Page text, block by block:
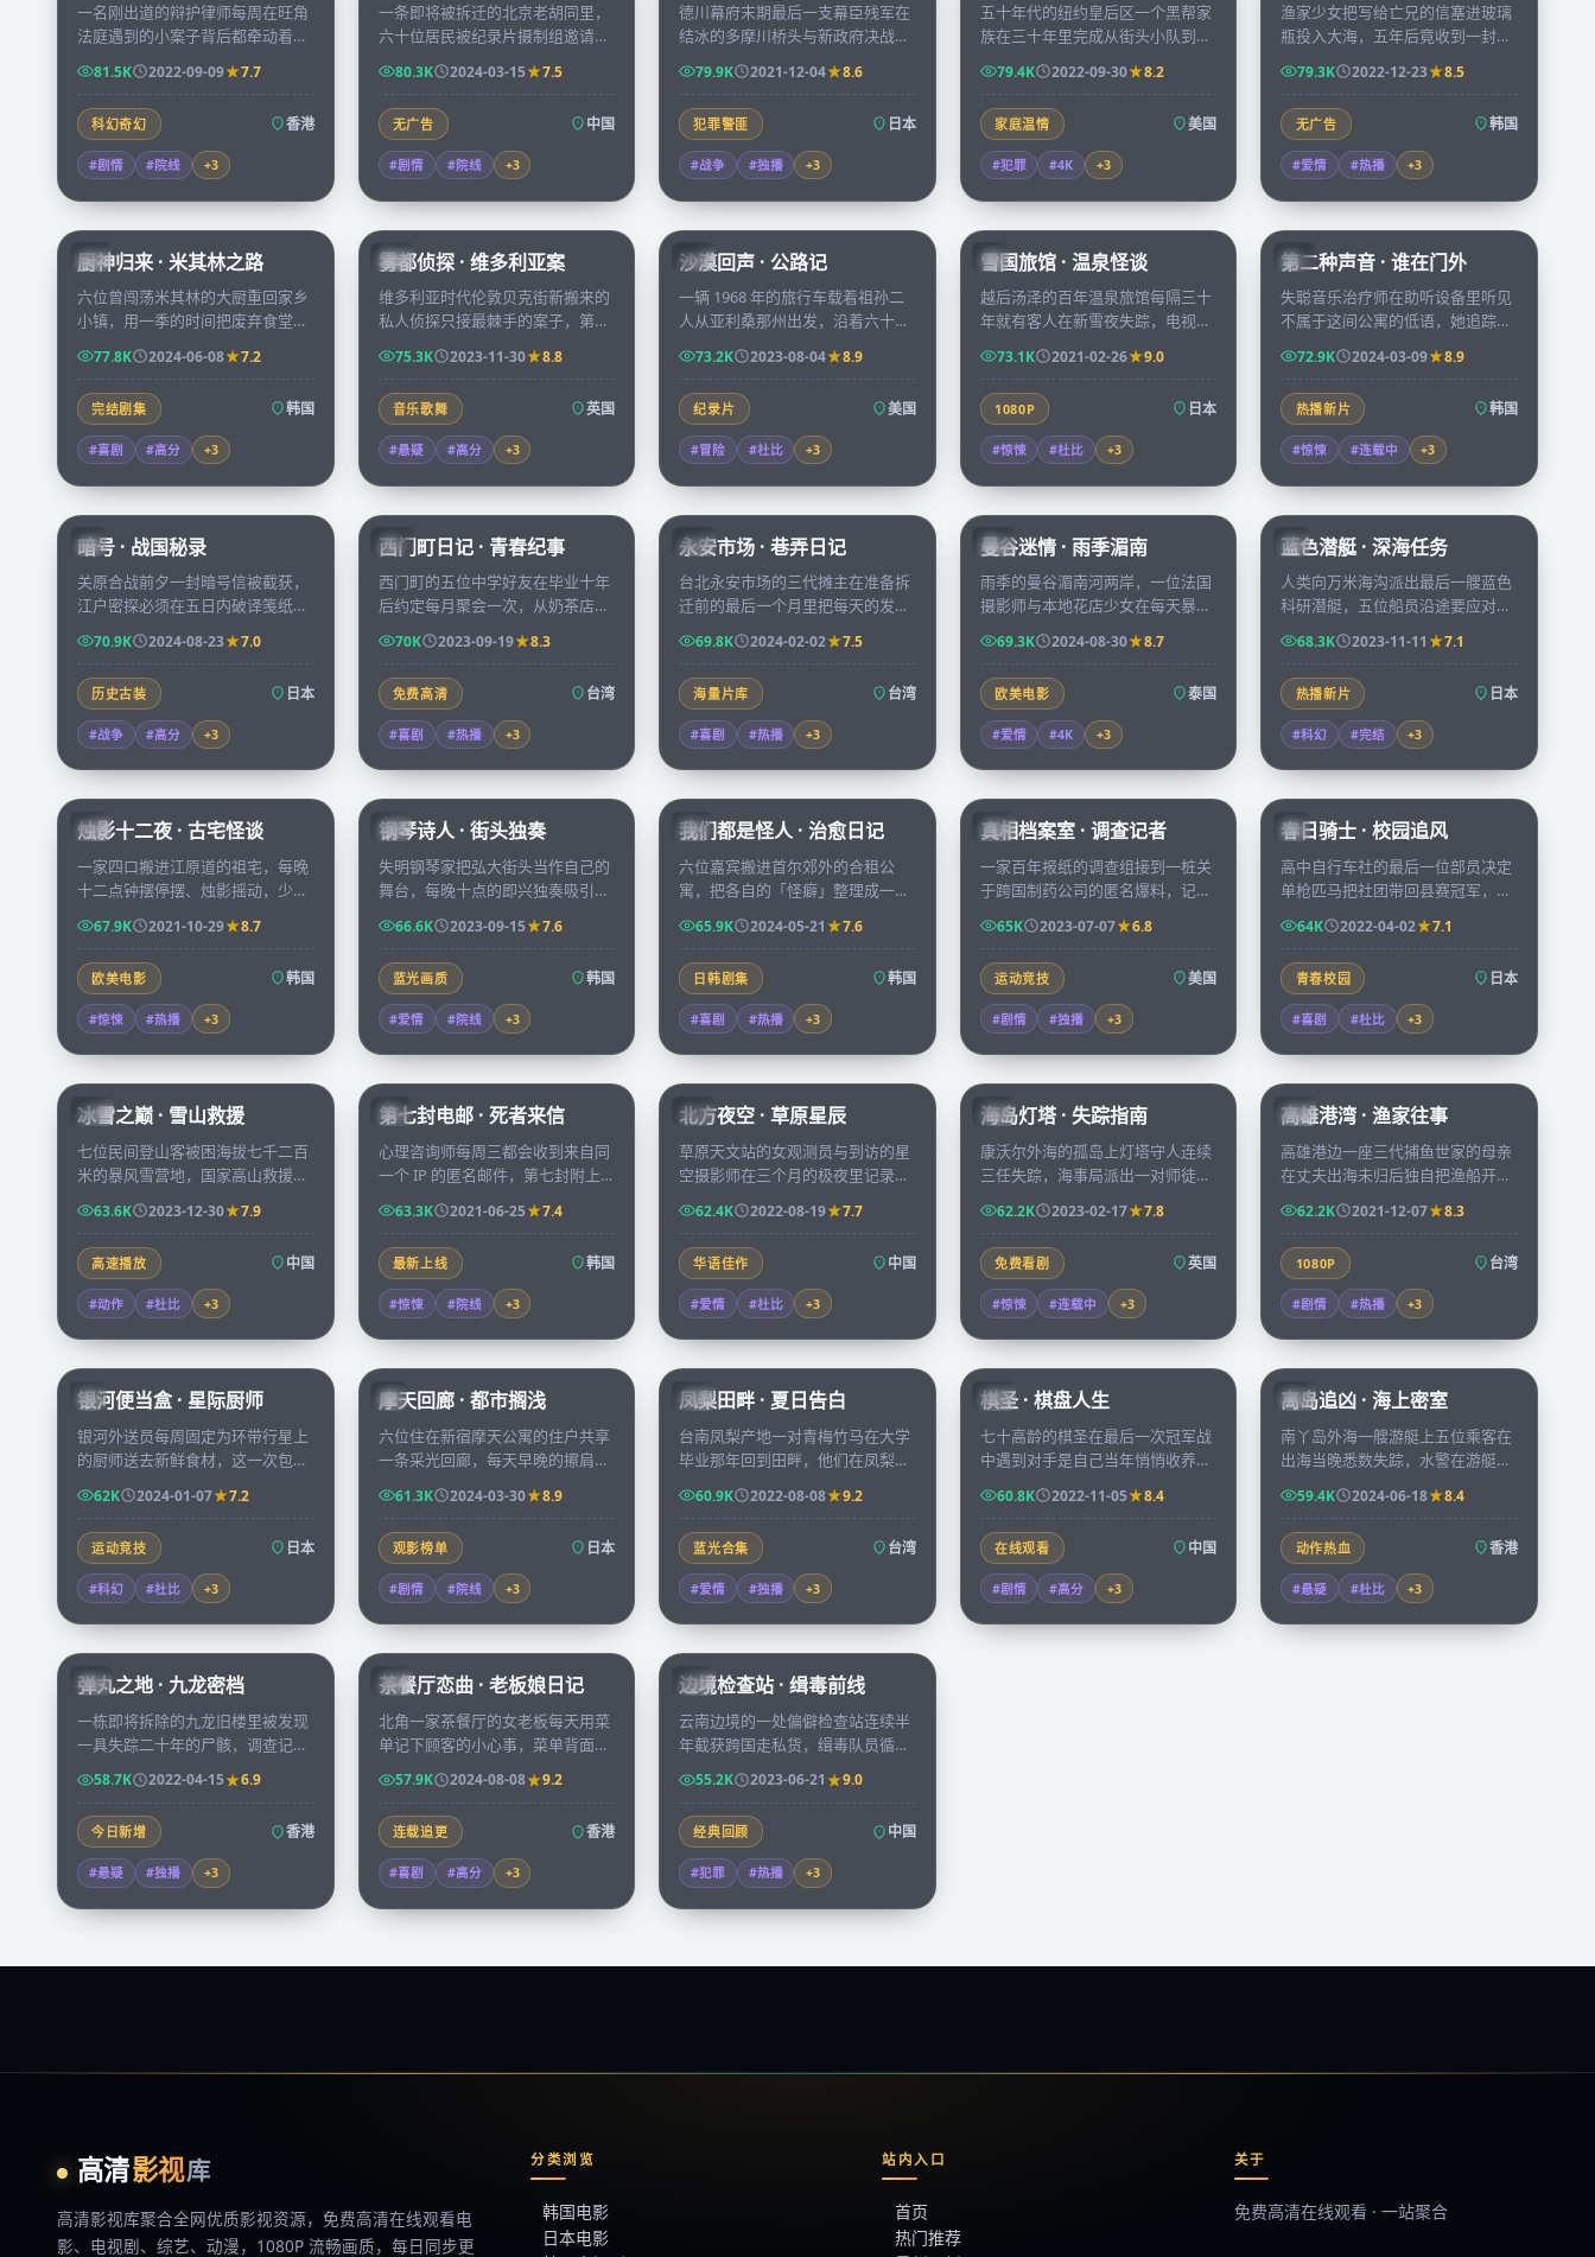
一名刚出道的辩护律师每周在旺角
法庭遇到的小案子背后都牵动着一
条社会议题，三十集案件累积成一
份属于香港当代的法律观察。
81.5K 2022-09-09 7.7
科幻奇幻 香港
#剧情 #院线 +3
一条即将被拆迁的北京老胡同里，
六十位居民被纪录片摄制组邀请讲
述各自最难忘的「最后一件事」，
每一件都是城市记忆的微缩拓本。
80.3K 2024-03-15 7.5
无广告 中国
#剧情 #院线 +3
德川幕府末期最后一支幕臣残军在
结冰的多摩川桥头与新政府决战，
桥北桥南的两位青年武士曾是少年
时同窗，今日却生死相对。
79.9K 2021-12-04 8.6
犯罪警匪 日本
#战争 #独播 +3
五十年代的纽约皇后区一个黑帮家
族在三十年里完成从街头小队到金
融帝国的转身，三代人付出的代价
远超想象。
79.4K 2022-09-30 8.2
家庭温情 美国
#犯罪 #4K +3
渔家少女把写给亡兄的信塞进玻璃
瓶投入大海，五年后竟收到一封来
自釜山的回信，跨海展开的笔友关
系慢慢把两颗孤独的心拉近。
79.3K 2022-12-23 8.5
无广告 韩国
#爱情 #热播 +3
KR
58:31
厨神归来 · 米其林之路
六位曾闯荡米其林的大厨重回家乡
小镇，用一季的时间把废弃食堂改
造成全城排队的小馆，每集都有一
次让人鼻酸的味觉回忆。
77.8K 2024-06-08 7.2
完结剧集 韩国
#喜剧 #高分 +3
CN
68:22
雾都侦探 · 维多利亚案
维多利亚时代伦敦贝克街新搬来的
私人侦探只接最棘手的案子，第一
案就是一具被困在密室中的贵族尸
体，沿途铺出整整一季的迷雾。
75.3K 2023-11-30 8.8
音乐歌舞 英国
#悬疑 #高分 +3
CN
99:40
沙漠回声 · 公路记
一辆 1968 年的旅行车载着祖孙二
人从亚利桑那州出发，沿着六十六
号公路一路开往海岸，沙漠回声里
夹着祖父年轻时的所有遗憾。
73.2K 2023-08-04 8.9
纪录片 美国
#冒险 #杜比 +3
JP
99:36
雪国旅馆 · 温泉怪谈
越后汤泽的百年温泉旅馆每隔三十
年就有客人在新雪夜失踪，电视台
综艺组前去探访却发现镜头里多出
了一位无人认识的「住客」。
73.1K 2021-02-26 9.0
1080P 日本
#惊悚 #杜比 +3
KR
72:34
第二种声音 · 谁在门外
失聪音乐治疗师在助听设备里听见
不属于这间公寓的低语，她追踪声
源走进废弃录音棚，发现自己十年
前的失踪记录被人重新打开。
72.9K 2024-03-09 8.9
热播新片 韩国
#惊悚 #连载中 +3
JP
99:04
暗号 · 战国秘录
关原合战前夕一封暗号信被截获，
江户密探必须在五日内破译笺纸上
的图谱，否则东军主帅会被反间计
逼入死地。
70.9K 2024-08-23 7.0
历史古装 日本
#战争 #高分 +3
TW
70:38
西门町日记 · 青春纪事
西门町的五位中学好友在毕业十年
后约定每月聚会一次，从奶茶店到
酒馆，他们用十二集时间慢慢交还
彼此当年欠下的一句话。
70K 2023-09-19 8.3
免费高清 台湾
#喜剧 #热播 +3
TW
99:47
永安市场 · 巷弄日记
台北永安市场的三代摊主在准备拆
迁前的最后一个月里把每天的发生
写进市场广播，喜怒哀乐都被巷弄
的烟火气一一收纳。
69.8K 2024-02-02 7.5
海量片库 台湾
#喜剧 #热播 +3
CN
99:03
曼谷迷情 · 雨季湄南
雨季的曼谷湄南河两岸，一位法国
摄影师与本地花店少女在每天暴雨
过后的同一座桥头偶遇七次，第八
天他递出了想留下来的理由。
69.3K 2024-08-30 8.7
欧美电影 泰国
#爱情 #4K +3
JP
45:53
蓝色潜艇 · 深海任务
人类向万米海沟派出最后一艘蓝色
科研潜艇，五位船员沿途要应对未
知声纳源、突发洋流和彼此过去的
秘密。
68.3K 2023-11-11 7.1
热播新片 日本
#科幻 #完结 +3
KR
99:25
烛影十二夜 · 古宅怪谈
一家四口搬进江原道的祖宅，每晚
十二点钟摆停摆、烛影摇动，少女
在阁楼里发现了不属于这个时代的
日记，连续十二夜，故事走向无人
预料。
67.9K 2021-10-29 8.7
欧美电影 韩国
#惊悚 #热播 +3
KR
67:32
钢琴诗人 · 街头独奏
失明钢琴家把弘大街头当作自己的
舞台，每晚十点的即兴独奏吸引了
一位独自旅行的小说编辑，二人在
乐谱与文字之间慢慢靠近。
66.6K 2023-09-15 7.6
蓝光画质 韩国
#爱情 #院线 +3
KR
66:08
我们都是怪人 · 治愈日记
六位嘉宾搬进首尔郊外的合租公
寓，把各自的「怪癖」整理成一档
真人秀，从凌晨三点的辣炒年糕到
午夜的占星派对，治愈观众也治愈
彼此。
65.9K 2024-05-21 7.6
日韩剧集 韩国
#喜剧 #热播 +3
CN
50:05
真相档案室 · 调查记者
一家百年报纸的调查组接到一桩关
于跨国制药公司的匿名爆料，记者
们在六个月里跨越四个州查证，把
一份档案变成一条改变法律的新
闻。
65K 2023-07-07 6.8
运动竞技 美国
#剧情 #独播 +3
JP
73:38
春日骑士 · 校园追风
高中自行车社的最后一位部员决定
单枪匹马把社团带回县赛冠军，每
天往返六十公里的训练把胆怯少年
磨成全县瞩目的风之骑士。
64K 2022-04-02 7.1
青春校园 日本
#喜剧 #杜比 +3
CN
99:34
冰雪之巅 · 雪山救援
七位民间登山客被困海拔七千二百
米的暴风雪营地，国家高山救援队
在零下四十度的环境中展开五十六
小时的极限营救。
63.6K 2023-12-30 7.9
高速播放 中国
#动作 #杜比 +3
KR
99:14
第七封电邮 · 死者来信
心理咨询师每周三都会收到来自同
一个 IP 的匿名邮件，第七封附上
了一张多年前失踪学生的照片，他
被迫重新打开尘封的旧档。
63.3K 2021-06-25 7.4
最新上线 韩国
#惊悚 #院线 +3
CN
99:01
北方夜空 · 草原星辰
草原天文站的女观测员与到访的星
空摄影师在三个月的极夜里记录北
方银河，两颗心也在镜头与望远镜
之间慢慢靠近。
62.4K 2022-08-19 7.7
华语佳作 中国
#爱情 #杜比 +3
CN
99:30
海岛灯塔 · 失踪指南
康沃尔外海的孤岛上灯塔守人连续
三任失踪，海事局派出一对师徒守
岛三个月，每天的日志逐渐被某种
看不见的力量重写。
62.2K 2023-02-17 7.8
免费看剧 英国
#惊悚 #连载中 +3
TW
99:55
高雄港湾 · 渔家往事
高雄港边一座三代捕鱼世家的母亲
在丈夫出海未归后独自把渔船开了
三十年，新一代年轻人决定用纪录
片把母亲的航海日志重新呈现。
62.2K 2021-12-07 8.3
1080P 台湾
#剧情 #热播 +3
JP
59:46
银河便当盒 · 星际厨师
银河外送员每周固定为环带行星上
的厨师送去新鲜食材，这一次包裹
里藏着一封不知名星球的求救信，
她决定改道偏航。
62K 2024-01-07 7.2
运动竞技 日本
#科幻 #杜比 +3
JP
45:37
摩天回廊 · 都市搁浅
六位住在新宿摩天公寓的住户共享
一条采光回廊，每天早晚的擦肩里
他们慢慢拼凑出彼此正在经历的隐
秘人生。
61.3K 2024-03-30 8.9
观影榜单 日本
#剧情 #院线 +3
TW
99:21
凤梨田畔 · 夏日告白
台南凤梨产地一对青梅竹马在大学
毕业那年回到田畔，他们在凤梨花
开的两周里决定是要继续守住家业
还是奔向各自的都市理想。
60.9K 2022-08-08 9.2
蓝光合集 台湾
#爱情 #独播 +3
CN
91:43
棋圣 · 棋盘人生
七十高龄的棋圣在最后一次冠军战
中遇到对手是自己当年悄悄收养却
失散多年的弟子，一局棋下了三十
年，胜负已不重要。
60.8K 2022-11-05 8.4
在线观看 中国
#剧情 #高分 +3
HK
92:58
离岛追凶 · 海上密室
南丫岛外海一艘游艇上五位乘客在
出海当晚悉数失踪，水警在游艇舱
底的一个密室里找到唯一的线索，
是一张被烧了一半的地图。
59.4K 2024-06-18 8.4
动作热血 香港
#悬疑 #杜比 +3
HK
99:59
弹丸之地 · 九龙密档
一栋即将拆除的九龙旧楼里被发现
一具失踪二十年的尸骸，调查记者
凭着发黄的房屋契约逐层走访租
户，揭开一段被忽略的城市秘史。
58.7K 2022-04-15 6.9
今日新增 香港
#悬疑 #独播 +3
HK
70:07
茶餐厅恋曲 · 老板娘日记
北角一家茶餐厅的女老板每天用菜
单记下顾客的小心事，菜单背面的
句子悄悄被一位常客抄录下来出版
成书，引发全港回响。
57.9K 2024-08-08 9.2
连载追更 香港
#喜剧 #高分 +3
CN
52:09
边境检查站 · 缉毒前线
云南边境的一处偏僻检查站连续半
年截获跨国走私货，缉毒队员循着
一枚不起眼的硬币追到金三角，揭
开十年前未结的旧案。
55.2K 2023-06-21 9.0
经典回顾 中国
#犯罪 #热播 +3
高清影视库
高清影视库聚合全网优质影视资源， 免费高清在线观看电
影、电视剧、综艺、动漫，1080P 流畅画质，每日同步更
分类浏览
韩国电影
日本电影
站内入口
首页
热门推荐
关于
免费高清在线观看 · 一站聚合